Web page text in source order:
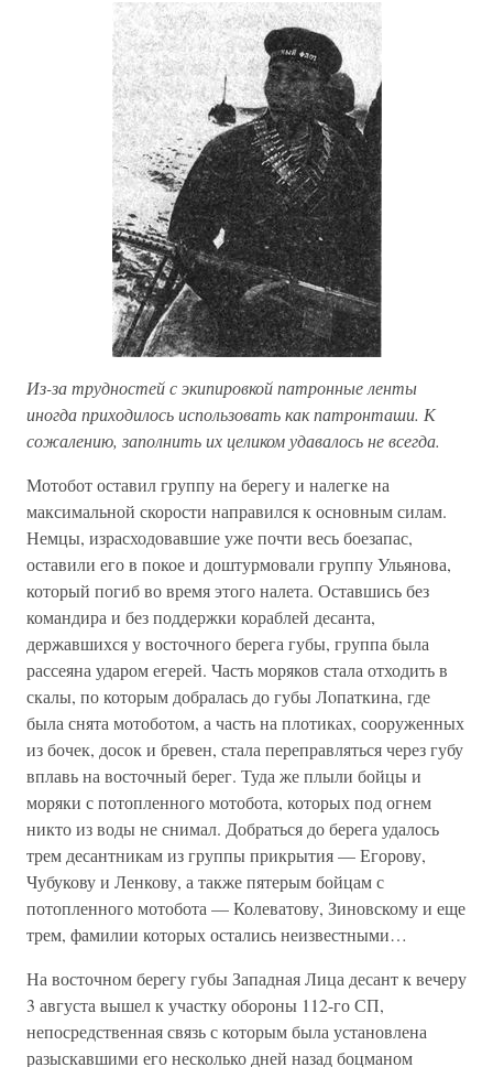
Из-за трудностей с экипировкой патронные ленты
иногда приходилось использовать как патронташи. К
сожалению, заполнить их целиком удавалось не всегда.
Мотобот оставил группу на берегу и налегке на
максимальной скорости направился к основным силам.
Немцы, израсходовавшие уже почти весь боезапас,
оставили его в покое и доштурмовали группу Ульянова,
который погиб во время этого налета. Оставшись без
командира и без поддержки кораблей десанта,
державшихся у восточного берега губы, группа была
рассеяна ударом егерей. Часть моряков стала отходить в
скалы, по которым добралась до губы Лoпаткина, где
была снята мотоботом, а часть на плотиках, сооруженных
из бочек, досок и бревен, стала переправляться через губу
вплавь на восточный берег. Туда же плыли бойцы и
моряки с потопленного мотобота, которых под огнем
никто из воды не снимал. Добраться до берега удалось
трем десантникам из группы прикрытия — Егорову,
Чубукову и Ленкову, а также пятерым бойцам с
потопленного мотобота — Колеватову, Зиновскому и еще
трем, фамилии которых остались неизвестными…
На восточном берегу губы Западная Лица десант к вечеру
3 августа вышел к участку обороны 112-го СП,
непосредственная связь с которым была установлена
разыскавшими его несколько дней назад боцманом